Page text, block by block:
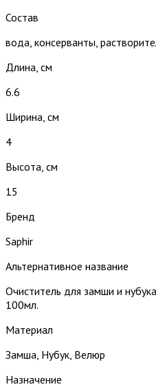
Состав
вода, консерванты,
Длина, см
6.6
Ширина, см
4
Высота, см
15
Бренд
Saphir
Альтернативное название
Очиститель для замши и
100мл.
Материал
Замша, Нубук, Велюр
Назначение